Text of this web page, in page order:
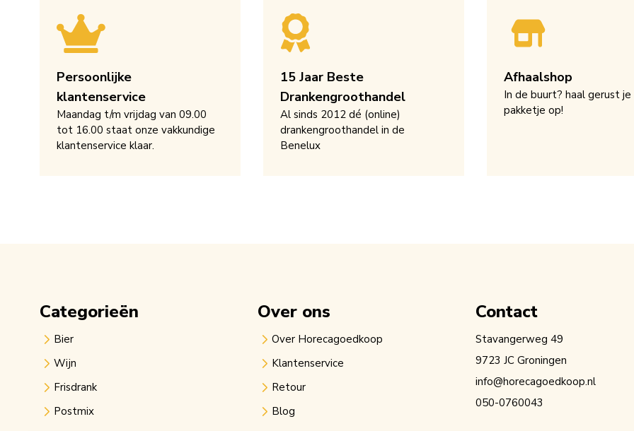
Persoonlijke
klantenservice
Maandag t/m vrijdag van 09.00
tot 16.00 staat onze vakkundige
klantenservice klaar.
15 Jaar Beste
Drankengroothandel
Al sinds 2012 dé (online)
drankengroothandel in de
Benelux
Afhaalshop
In de buurt? haal gerust je
pakketje op!
Categorieën
Bier
Wijn
Frisdrank
Postmix
Over ons
Over Horecagoedkoop
Klantenservice
Retour
Blog
Contact
Stavangerweg 49
9723 JC Groningen
info@horecagoedkoop.nl
050-0760043